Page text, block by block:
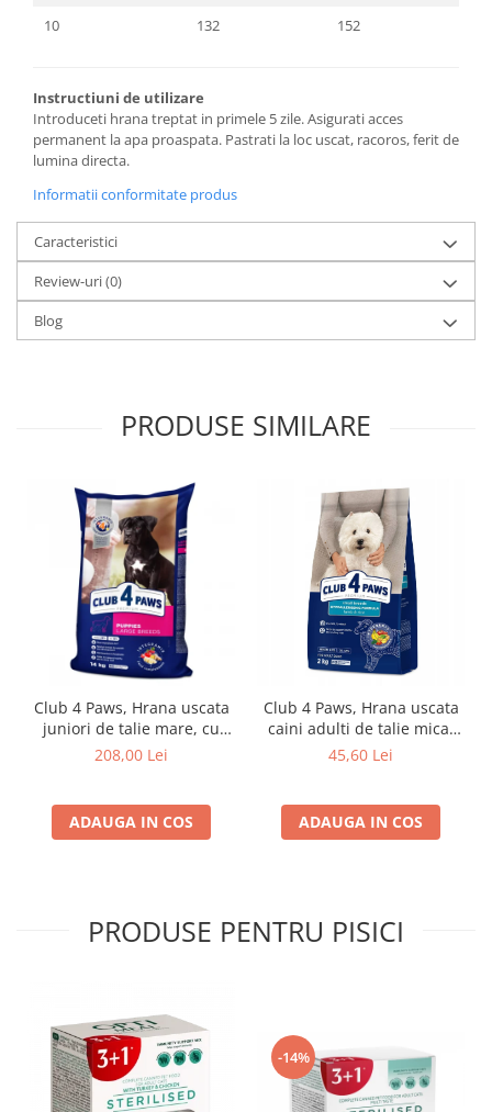
10 132 152
Instructiuni de utilizare
Introduceti hrana treptat in primele 5 zile. Asigurati acces
permanent la apa proaspata. Pastrati la loc uscat, racoros, ferit de
lumina directa.
Informatii conformitate produs
Caracteristici
Review-uri(0)
Blog
PRODUSE SIMILARE
Club 4 Paws, Hrana uscata
juniori de talie mare, cu
pui, 14kg
208,00 Lei
ADAUGA IN COS
Club 4 Paws, Hrana uscata
caini adulti de talie mica,
miel si orez, 2kg
45,60 Lei
ADAUGA IN COS
PRODUSE PENTRU PISICI
-14%